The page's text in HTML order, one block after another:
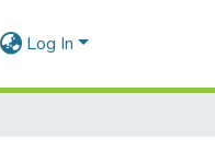
Log In